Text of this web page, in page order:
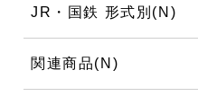
JR・国鉄 形式別(N)
関連商品(N)